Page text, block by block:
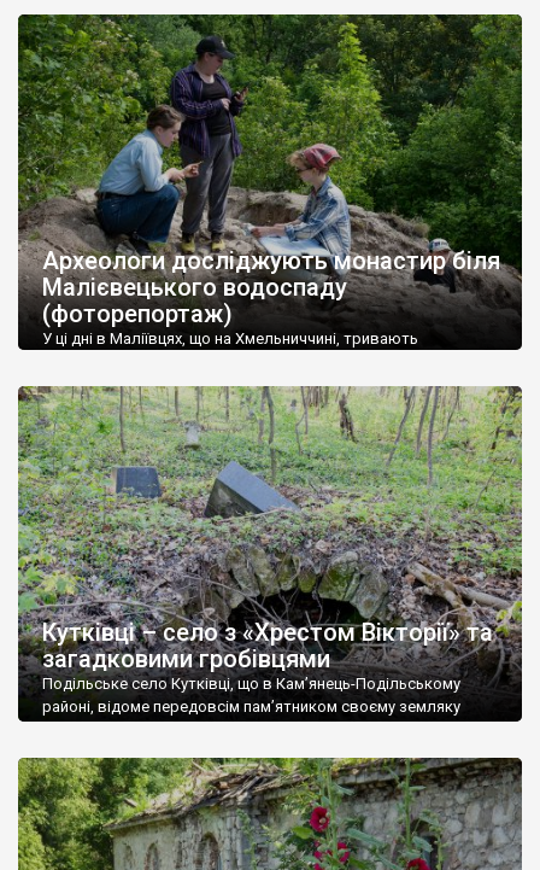
неабиякий авторитет. Досить згадати, що споруда, у якій
сьогодні знаходиться Клуб Кабінету Міністрів (вул.
Інститутська, 7) — це колишній офіс цієї фінансової установи.
Клуб Кабміну. […]
Археологи досліджують монастир біля
Малієвецького водоспаду
(фоторепортаж)
У ці дні в Маліївцях, що на Хмельниччині, тривають
давнього скельного монастиря, який знаходився біля
знаменитого Малієвецького водоспаду. Власне
«водоспадна» скеля – це теж частина давнього печерного
сакрального комплексу. У ній і досі можна побачити
прорубану в травертині церкву, а в її основі – капличку. У цій
печері колись була […]
Кутківці – село з «Хрестом Вікторії» та
загадковими гробівцями
Подільське село Кутківці, що в Кам’янець-Подільському
районі, відоме передовсім пам’ятником своєму земляку
перед лицем ворога, якою можуть бути нагороджені солдати
з країн, підлеглих Британській короні. Це надзвичайно
статусна нагорода, зауважимо. Наприклад, якщо власник
такої відзнаки раптом зустріне короля, то король має […]